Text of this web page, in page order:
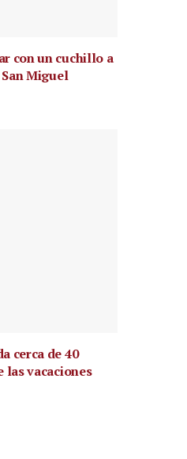
con un cuchillo a
San Miguel
cerca de 40
las vacaciones